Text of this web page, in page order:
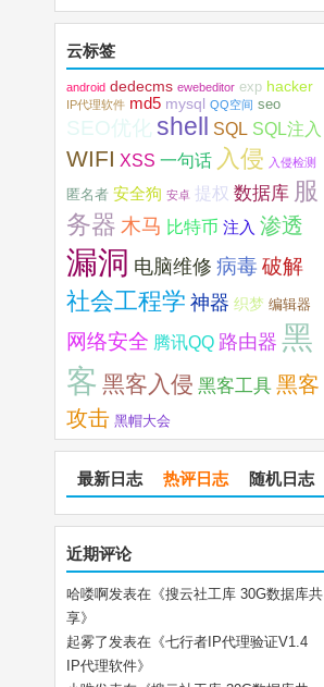
云标签
android dedecms ewebeditor exp hacker
IP代理软件 md5 mysql QQ空间 seo
SEO优化 shell SQL SQL注入
WIFI XSS 一句话 入侵 入侵检测
匿名者 安全狗 安卓 提权 数据库 服
务器 木马 比特币 注入 渗透
漏洞 电脑维修 病毒 破解
社会工程学 神器 织梦 编辑器
网络安全 腾讯QQ 路由器 黑
客 黑客入侵 黑客工具 黑客
攻击 黑帽大会
最新日志 热评日志 随机日志
近期评论
哈喽啊发表在《搜云社工库 30G数据库共
享》
起雾了发表在《七行者IP代理验证V1.4
IP代理软件》